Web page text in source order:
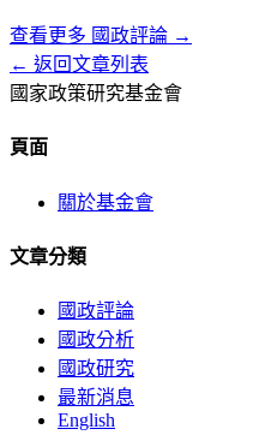
查看更多 國政評論 →
← 返回文章列表
國家政策研究基金會
頁面
關於基金會
文章分類
國政評論
國政分析
國政研究
最新消息
English